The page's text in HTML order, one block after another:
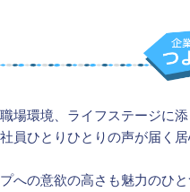
場環境、ライフステージに
員ひとりひとりの声が届く
への意欲の高さも魅力のひ